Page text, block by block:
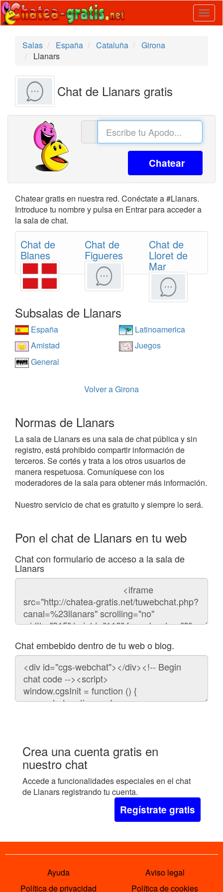
Salas
España Cataluña
Girona
Llanars
Chat de Llanars gratis
Chatear
Chatear gratis en nuestra red. Conéctate a #Llanars.
Introduce tu nombre y pulsa en Entrar para acceder a
la sala de chat.
Chat de
Blanes
Chat de
Figueres
Chat de
Lloret de
Mar
Subsalas de Llanars
España
Latinoamerica
Amistad
Juegos
General
Volver a Girona
Normas de Llanars
La sala de Llanars es una sala de chat pública y sin
registro, está prohibido compartir información de
terceros. Se cortés y trata a los otros usuarios de
manera respetuosa. Comuníquese con los
moderadores de la sala para obtener más información.
Nuestro servicio de chat es gratuito y siempre lo será.
Pon el chat de Llanars en tu web
Chat con formulario de acceso a la sala de
Llanars
Código
chat
Chat embebido dentro de tu web o blog.
Código
para
embeber
chat
Crea una cuenta gratis en
nuestro chat
Accede a funcionalidades especiales en el chat
de Llanars registrando tu cuenta.
Regístrate gratis
Ayuda
Aviso legal
Política de privacidad
Política de cookies